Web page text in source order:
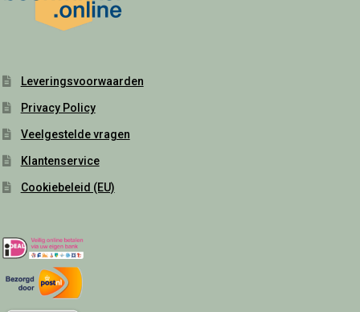
Leveringsvoorwaarden
Privacy Policy
Veelgestelde vragen
Klantenservice
Cookiebeleid (EU)